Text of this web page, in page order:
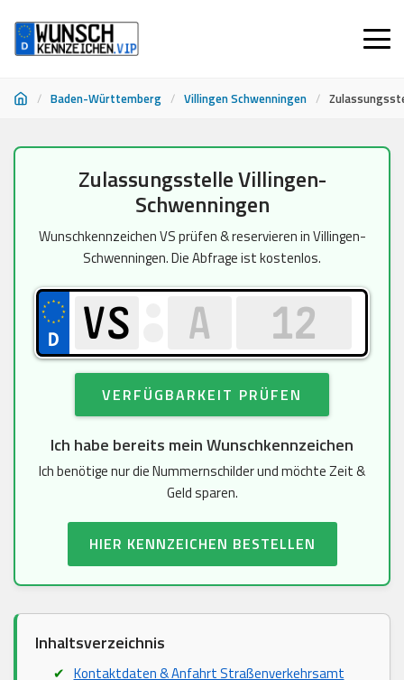
/ Baden-Württemberg / Villingen Schwenningen /
Zulassungsstelle Villingen-
Schwenningen
Wunschkennzeichen VS prüfen & reservieren in Villingen-
Schwenningen. Die Abfrage ist kostenlos.
VERFÜGBARKEIT PRÜFEN
Ich habe bereits mein Wunschkennzeichen
Ich benötige nur die Nummernschilder und möchte Zeit &
Geld sparen.
HIER KENNZEICHEN BESTELLEN
Inhaltsverzeichnis
Kontaktdaten & Anfahrt Straßenverkehrsamt